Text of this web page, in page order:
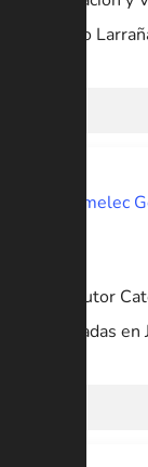
Ignacio
Cantautor
inspiradas